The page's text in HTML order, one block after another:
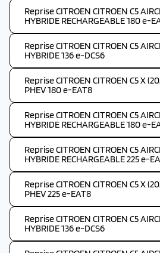
Reprise CITROEN CITROEN C5
HYBRIDE RECHARGEABLE 180 e-
Reprise CITROEN CITROEN C5
HYBRIDE 136 e-DCS6
Reprise CITROEN CITROEN C5 X
PHEV 180 e-EAT8
Reprise CITROEN CITROEN C5
HYBRIDE RECHARGEABLE 180 e-
Reprise CITROEN CITROEN C5
HYBRIDE RECHARGEABLE 225 e-
Reprise CITROEN CITROEN C5 X
PHEV 225 e-EAT8
Reprise CITROEN CITROEN C5
HYBRIDE 136 e-DCS6